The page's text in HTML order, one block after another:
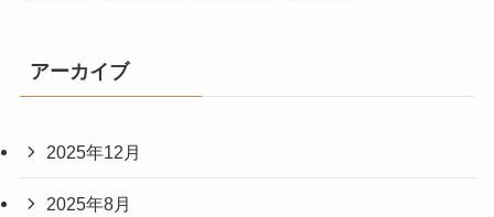
アーカイブ
2025年12月
2025年8月